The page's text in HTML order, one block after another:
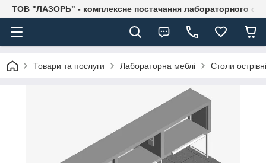
ТОВ "ЛАЗОРЬ" - комплексне постачання лабораторного
Товари та послуги Лабораторна меблі Столи